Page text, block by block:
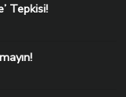
Tepkisi!